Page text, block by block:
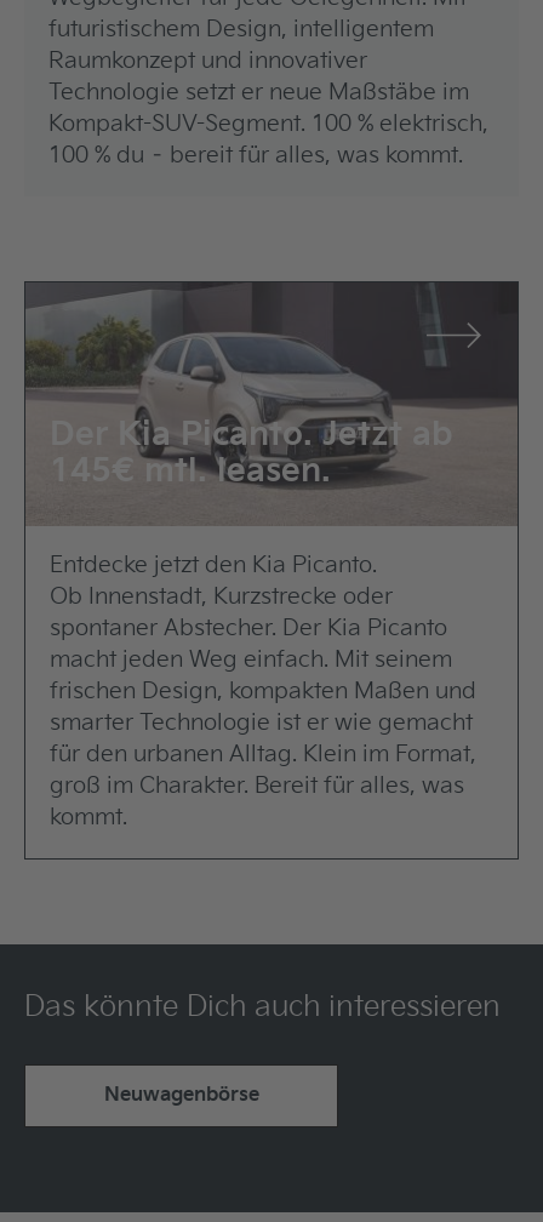
futuristischem Design, intelligentem
Raumkonzept und innovativer
Technologie setzt er neue Maßstäbe im
Kompakt-SUV-Segment. 100 % elektrisch,
100 % du – bereit für alles, was kommt.
Der Kia Picanto. Jetzt ab
145€ mtl. leasen.
Entdecke jetzt den Kia Picanto.
Ob Innenstadt, Kurzstrecke oder
spontaner Abstecher. Der Kia Picanto
macht jeden Weg einfach. Mit seinem
frischen Design, kompakten Maßen und
smarter Technologie ist er wie gemacht
für den urbanen Alltag. Klein im Format,
groß im Charakter. Bereit für alles, was
kommt.
Das könnte Dich auch interessieren
Neuwagenbörse